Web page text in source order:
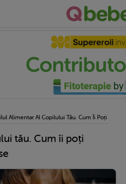
Alimentar Al Copilului Tău. Cum Îi Poți
tău. Cum îi poți